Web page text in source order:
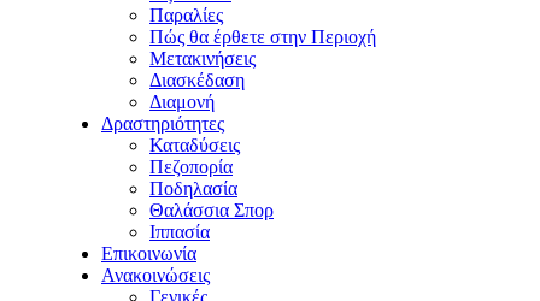
Παραλίες
Πώς θα έρθετε στην Περιοχή
Μετακινήσεις
Διασκέδαση
Διαμονή
Δραστηριότητες
Καταδύσεις
Πεζοπορία
Ποδηλασία
Θαλάσσια Σπορ
Ιππασία
Επικοινωνία
Ανακοινώσεις
Γενικές